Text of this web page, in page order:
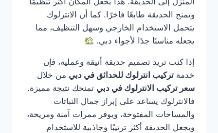
ويمنح الحديقة طابعًا فاخرًا. كما أن الانترلوك
يتحمل الاستخدام الخارجي وسهل التنظيف، مما
يجعله مناسبًا جدًا لأجواء دبي.
إذا كنت تريد تصميم حديقة أنيقة وعملية، فإن
خدمة تركيب انترلوك للحدائق في دبي من خلال
سعر تركيب الانترلوك في دبي تمنحك نتيجة مميزة.
فالانترلوك يساعد على إبراز جمال النباتات
والمساحات المفتوحة، ويوفر ممرات آمنة ومريحة،
ويجعل الحديقة أكثر ترتيبًا وجاذبية للاستخدام